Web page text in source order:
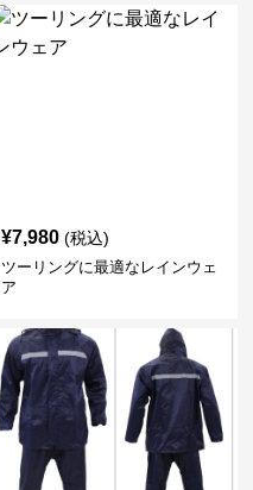
¥7,980 (税込)
ツーリングに最適なレインウェ
ア